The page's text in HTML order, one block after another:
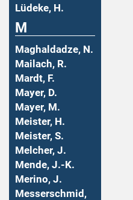
Lüdeke, H.
M
Maghaldadze, N.
Mailach, R.
Mardt, F.
Mayer, D.
Mayer, M.
Meister, H.
Meister, S.
Melcher, J.
Mende, J.-K.
Merino, J.
Messerschmid,